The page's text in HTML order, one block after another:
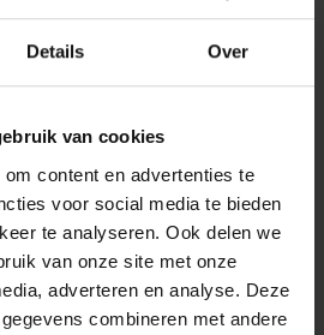
Details Over
van cookies
content en advertenties te
voor social media te bieden
te analyseren. Ook delen we
van onze site met onze
adverteren en analyse. Deze
combineren met andere
ICT: Hoe Retail
werkt
werkzaamheden.” Daarom koos
een samenwerking met Harbers